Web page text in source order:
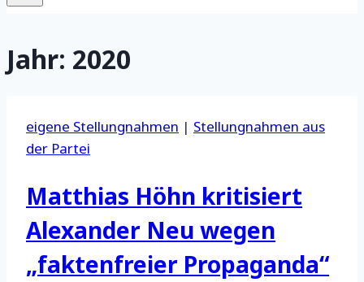
Jahr: 2020
eigene Stellungnahmen | Stellungnahmen aus
der Partei
Matthias Höhn kritisiert
Alexander Neu wegen
„faktenfreier Propaganda“